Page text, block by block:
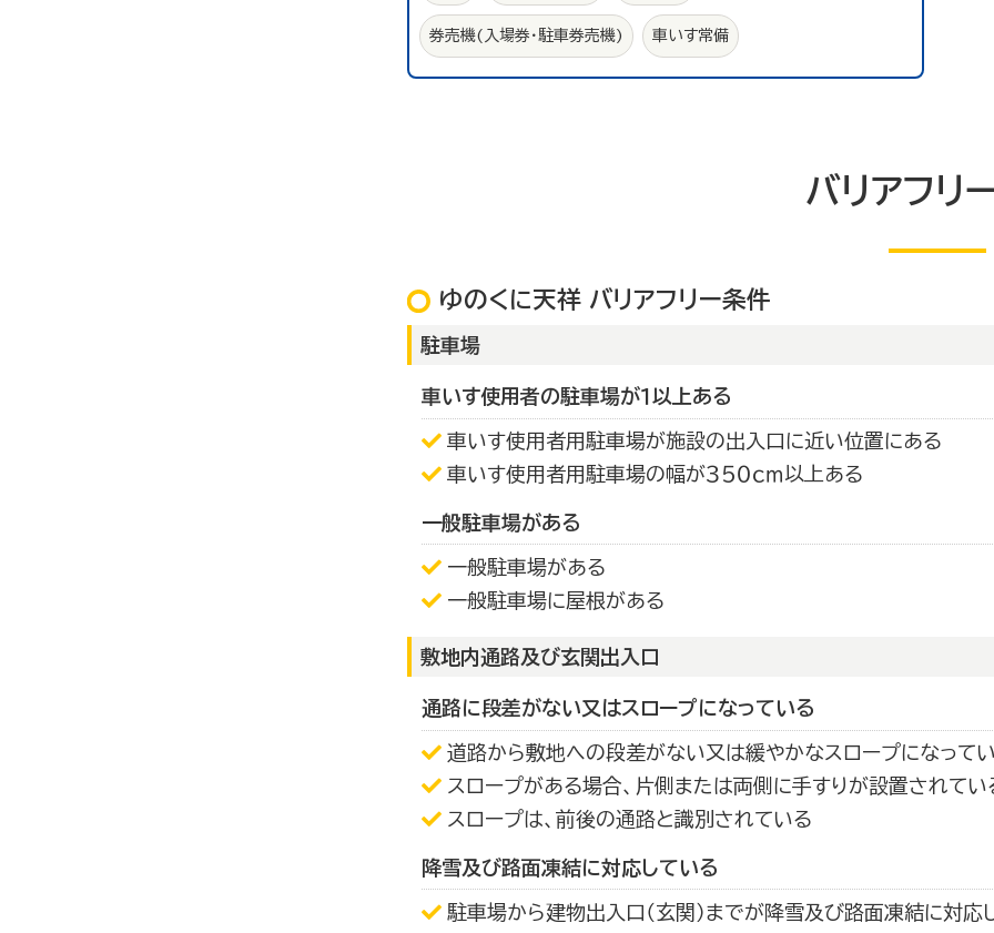
券売機(入場券・駐車券売機) 車いす常備
バリアフリ
ゆのくに天祥 バリアフリー条件
駐車場
車いす使用者の駐車場が１以上ある
車いす使用者用駐車場が施設の出入口に近い位置にある
車いす使用者用駐車場の幅が３５０ｃｍ以上ある
一般駐車場がある
一般駐車場がある
一般駐車場に屋根がある
敷地内通路及び玄関出入口
通路に段差がない又はスロープになっている
道路から敷地への段差がない又は緩やかなスロープになって
スロープがある場合、片側または両側に手すりが設置されてい
スロープは、前後の通路と識別されている
降雪及び路面凍結に対応している
駐車場から建物出入口（玄関）までが降雪及び路面凍結に対応